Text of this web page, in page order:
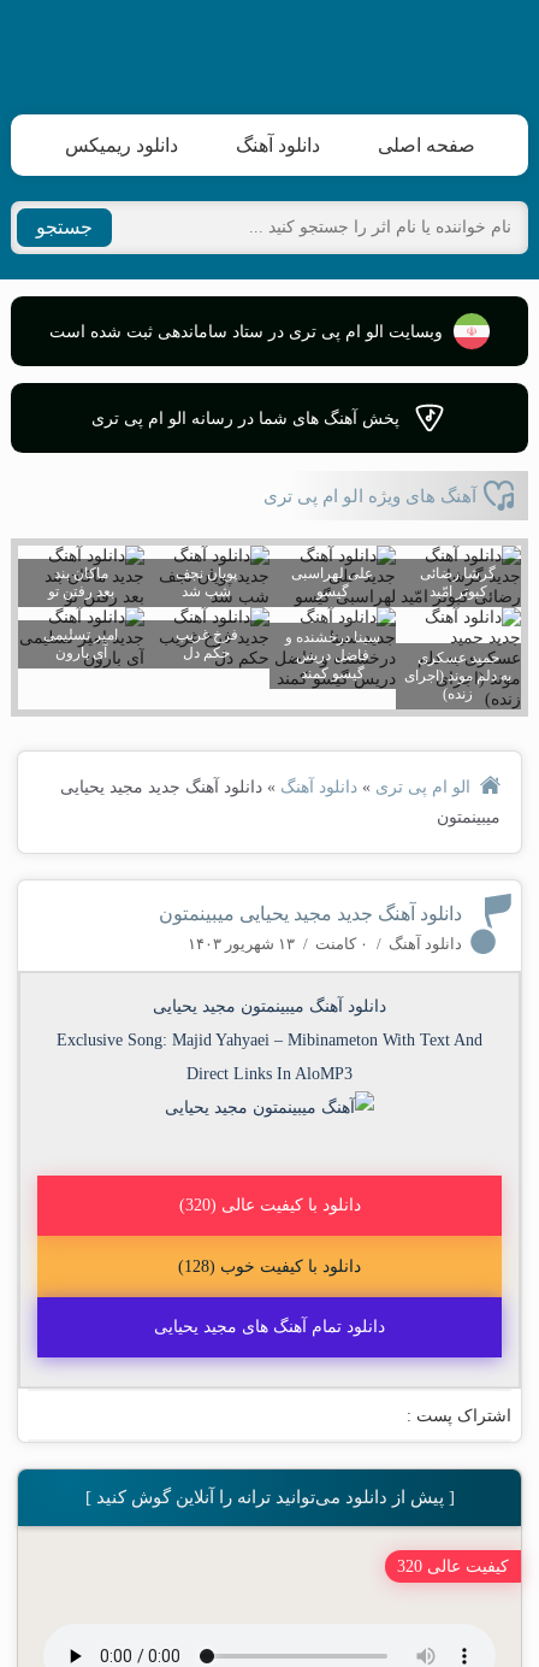
صفحه اصلی دانلود آهنگ دانلود ریمیکس
جستجو
وبسایت الو ام پی تری در ستاد ساماندهی ثبت شده است
پخش آهنگ های شما در رسانه الو ام پی تری
آهنگ های ویژه الو ام پی تری
گرشا رضائی
کبوتر امّید
علی لهراسبی
گیسو
پویان نجف
شب شد
ماکان بند
بعد رفتن تو
حمید عسکری
به دلم موند (اجرای
زنده)
سینا درخشنده و
فاضل دریس
گیسو کمند
فرخ غریب
حکم دل
امیر تسلیمی
آی بارون
الو ام پی تری » دانلود آهنگ » دانلود آهنگ جدید مجید یحیایی
میبینمتون
دانلود آهنگ جدید مجید یحیایی میبینمتون
دانلود آهنگ / ۰ کامنت / ۱۳ شهریور ۱۴۰۳
دانلود آهنگ میبینمتون مجید یحیایی
Exclusive Song: Majid Yahyaei – Mibinameton With Text And
Direct Links In AloMP3
دانلود با کیفیت عالی (320)
دانلود با کیفیت خوب (128)
دانلود تمام آهنگ های مجید یحیایی
اشتراک پست :
[ پیش از دانلود می‌توانید ترانه را آنلاین گوش کنید ]
کیفیت عالی 320